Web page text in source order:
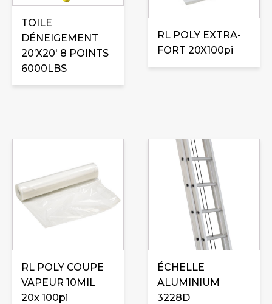
TOILE
DÉNEIGEMENT
20’X20′ 8 POINTS
6000LBS
RL POLY EXTRA-
FORT 20X100pi
RL POLY COUPE
VAPEUR 10MIL
20x 100pi
ÉCHELLE
ALUMINIUM
3228D